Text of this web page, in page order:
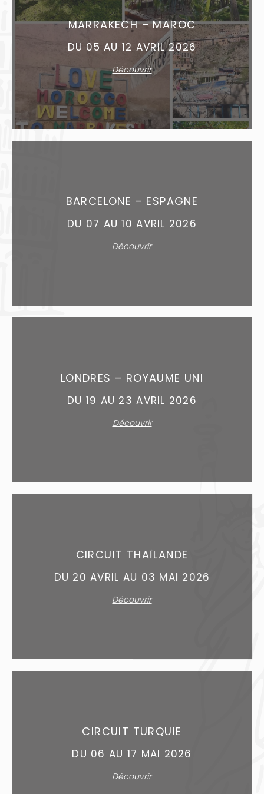
MARRAKECH – MAROC
DU 05 AU 12 AVRIL 2026
Découvrir
BARCELONE – ESPAGNE
DU 07 AU 10 AVRIL 2026
Découvrir
LONDRES – ROYAUME UNI
DU 19 AU 23 AVRIL 2026
Découvrir
CIRCUIT THAÏLANDE
DU 20 AVRIL AU 03 MAI 2026
Découvrir
CIRCUIT TURQUIE
DU 06 AU 17 MAI 2026
Découvrir